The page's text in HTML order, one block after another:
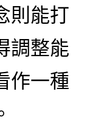
則能打
調整能
作一種